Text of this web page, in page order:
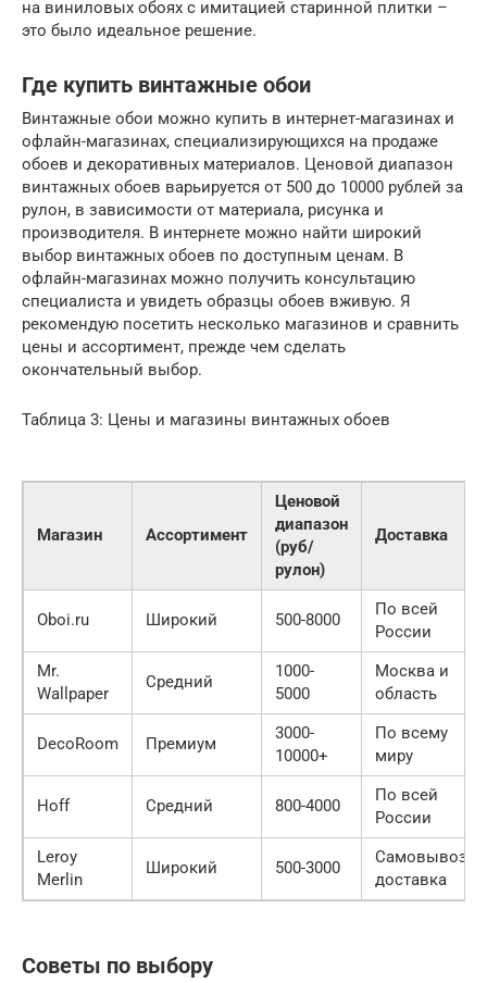
на виниловых обоях с имитацией старинной плитки –
это было идеальное решение.
Где купить винтажные обои
Винтажные обои можно купить в интернет-магазинах и
офлайн-магазинах, специализирующихся на продаже
обоев и декоративных материалов. Ценовой диапазон
винтажных обоев варьируется от 500 до 10000 рублей за
рулон, в зависимости от материала, рисунка и
производителя. В интернете можно найти широкий
выбор винтажных обоев по доступным ценам. В
офлайн-магазинах можно получить консультацию
специалиста и увидеть образцы обоев вживую. Я
рекомендую посетить несколько магазинов и сравнить
цены и ассортимент, прежде чем сделать
окончательный выбор.
Таблица 3: Цены и магазины винтажных обоев
Магазин Ассортимент
Ценовой
диапазон
(руб/
рулон)
Доставка
Oboi.ru Широкий 500-8000
По всей
России
Mr.
Wallpaper
Средний
1000-
5000
Москва и
область
DecoRoom Премиум
3000-
10000+
По всему
миру
Hoff Средний 800-4000
По всей
России
Leroy
Merlin
Широкий 500-3000
Самовывоз,
доставка
Советы по выбору